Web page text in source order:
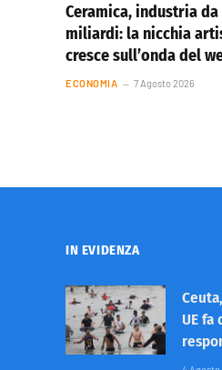
Ceramica, industria da
miliardi: la nicchia
cresce sull’onda del
ECONOMIA 7 Agosto 2026
IN EVIDENZA
UE fa